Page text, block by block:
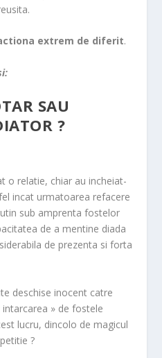
extrem de diferit.
SAU
?
o relatie, chiar au incheiat-
incat urmatoarea refacere
sub amprenta fostelor
de a mentine diada
de prezenta si forta
deschise inocent catre
» de fostele
lucru, dincolo de magicul
?